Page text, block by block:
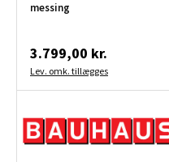
messing
3.799,00 kr.
Lev. omk. tillægges